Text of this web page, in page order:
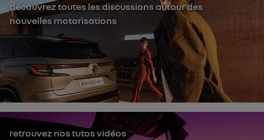
découvrez toutes les discussions autour des
nouvelles motorisations
retrouvez nos tutos vidéos